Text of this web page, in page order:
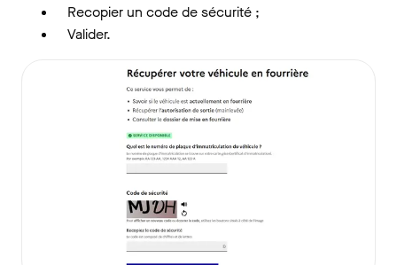
Recopier un code de sécurité ;
Valider.